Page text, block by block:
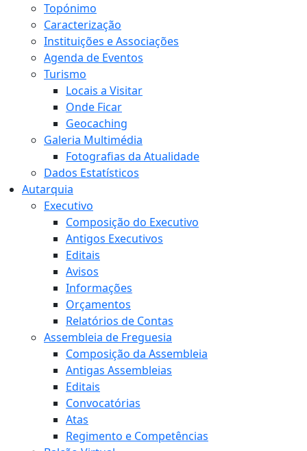
Topónimo
Caracterização
Instituições e Associações
Agenda de Eventos
Turismo
Locais a Visitar
Onde Ficar
Geocaching
Galeria Multimédia
Fotografias da Atualidade
Dados Estatísticos
Autarquia
Executivo
Composição do Executivo
Antigos Executivos
Editais
Avisos
Informações
Orçamentos
Relatórios de Contas
Assembleia de Freguesia
Composição da Assembleia
Antigas Assembleias
Editais
Convocatórias
Atas
Regimento e Competências